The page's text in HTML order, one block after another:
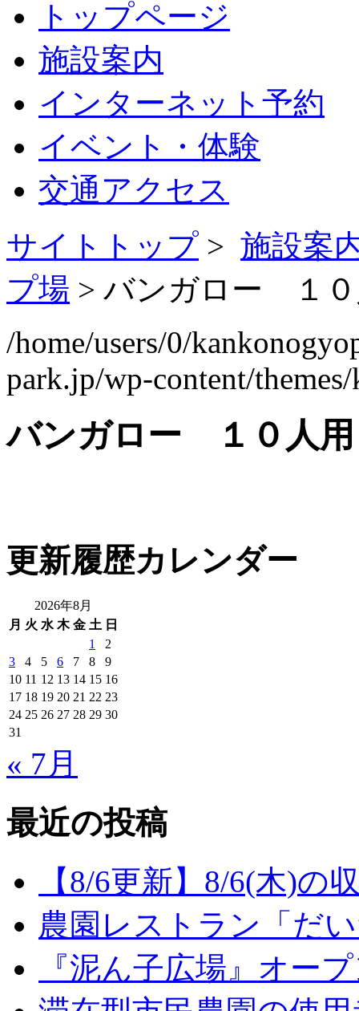
トップページ
施設案内
インターネット予約
イベント・体験
交通アクセス
サイトトップ > 施設案
プ場 > バンガロー １０
/home/users/0/
park.jp/wp-content/
バンガロー １０人用
更新履歴カレンダー
2026年8月
月 火 水 木 金 土 日
1
2
3
4 5 6 7 8
9
10 11 12 13 14 15 16
17 18 19 20 21 22 23
24 25 26 27 28 29 30
31
« 7月
最近の投稿
【8/6更新】8/6(木)の
農園レストラン「だ
『泥ん子広場』オー